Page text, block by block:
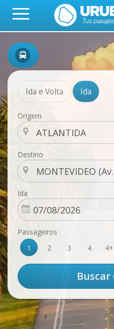
Ida e Volta Ida
Origem
Destino
Ida
Passageiros
1
2 3 4 4+